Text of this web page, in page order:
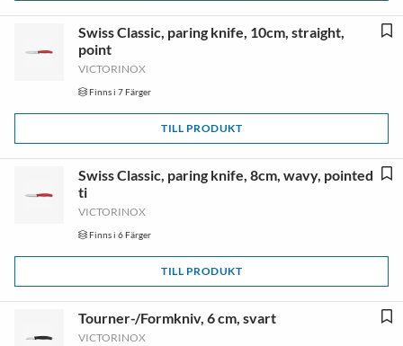
Swiss Classic, paring knife, 10cm, straight,
point
VICTORINOX
Finns i 7 Färger
TILL PRODUKT
Swiss Classic, paring knife, 8cm, wavy, pointed
ti
VICTORINOX
Finns i 6 Färger
TILL PRODUKT
Tourner-/Formkniv, 6 cm, svart
VICTORINOX